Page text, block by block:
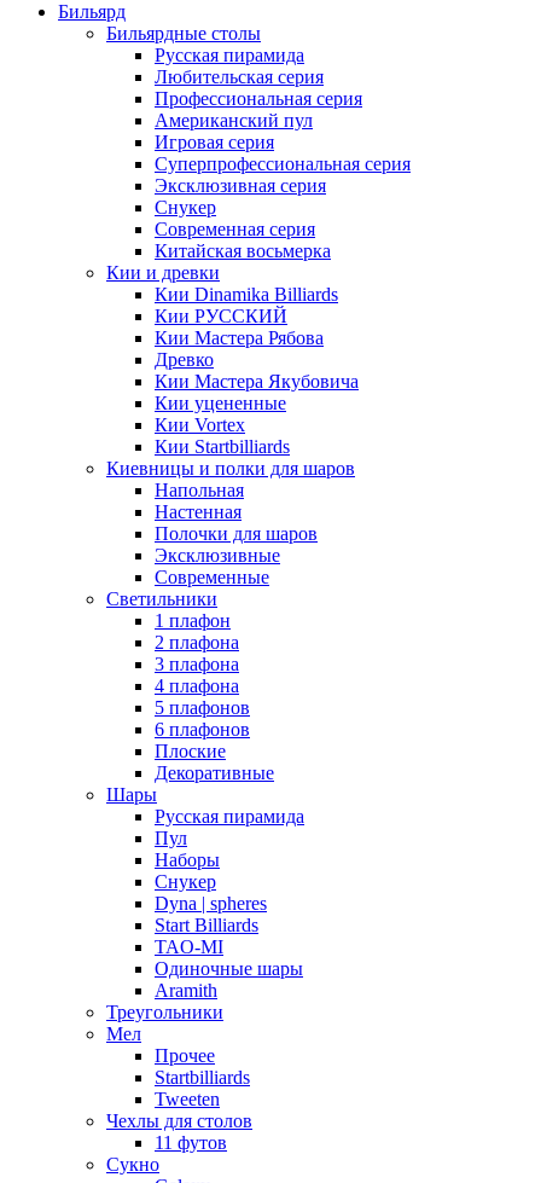
Бильярд
Бильярдные столы
Русская пирамида
Любительская серия
Профессиональная серия
Американский пул
Игровая серия
Суперпрофессиональная серия
Эксклюзивная серия
Снукер
Современная серия
Китайская восьмерка
Кии и древки
Кии Dinamika Billiards
Кии РУССКИЙ
Кии Мастера Рябова
Древко
Кии Мастера Якубовича
Кии уцененные
Кии Vortex
Кии Startbilliards
Киевницы и полки для шаров
Напольная
Настенная
Полочки для шаров
Эксклюзивные
Современные
Светильники
1 плафон
2 плафона
3 плафона
4 плафона
5 плафонов
6 плафонов
Плоские
Декоративные
Шары
Русская пирамида
Пул
Наборы
Снукер
Dyna | spheres
Start Billiards
TAO-MI
Одиночные шары
Aramith
Треугольники
Мел
Прочее
Startbilliards
Tweeten
Чехлы для столов
11 футов
Сукно